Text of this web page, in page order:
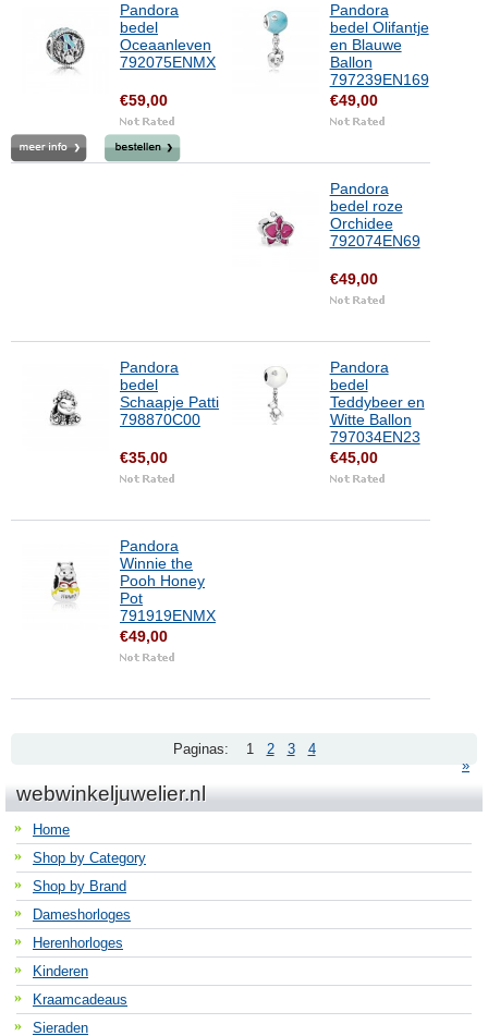
Pandora
bedel
Oceaanleven
792075ENMX
€59,00
Pandora
bedel Olifantje
en Blauwe
Ballon
797239EN169
€49,00
Pandora
bedel roze
Orchidee
792074EN69
€49,00
Pandora
bedel
Schaapje Patti
798870C00
€35,00
Pandora
bedel
Teddybeer en
Witte Ballon
797034EN23
€45,00
Pandora
Winnie the
Pooh Honey
Pot
791919ENMX
€49,00
Paginas: 1 2 3
4
»
webwinkeljuwelier.nl
Home
Shop by Category
Shop by Brand
Dameshorloges
Herenhorloges
Kinderen
Kraamcadeaus
Sieraden